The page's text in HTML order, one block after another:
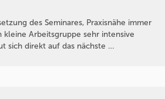
des Seminares, Praxisnähe immer
Arbeitsgruppe sehr intensive
sich direkt auf das nächste …